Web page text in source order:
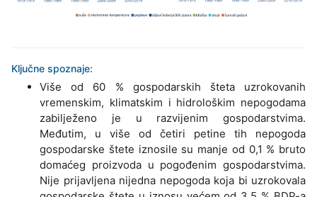
Ključne spoznaje:
Više od 60 % gospodarskih šteta uzrokovanih
vremenskim, klimatskim i hidrološkim nepogodama
zabilježeno je u razvijenim gospodarstvima.
Međutim, u više od četiri petine tih nepogoda
gospodarske štete iznosile su manje od 0,1 % bruto
domaćeg proizvoda u pogođenim gospodarstvima.
Nije prijavljena nijedna nepogoda koja bi uzrokovala